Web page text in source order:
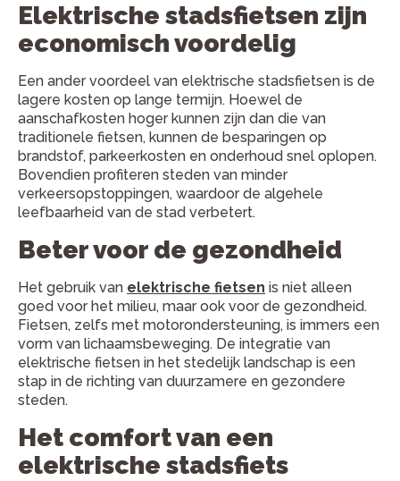
Elektrische stadsfietsen zijn
economisch voordelig
Een ander voordeel van elektrische stadsfietsen is de
lagere kosten op lange termijn. Hoewel de
aanschafkosten hoger kunnen zijn dan die van
traditionele fietsen, kunnen de besparingen op
brandstof, parkeerkosten en onderhoud snel oplopen.
Bovendien profiteren steden van minder
verkeersopstoppingen, waardoor de algehele
leefbaarheid van de stad verbetert.
Beter voor de gezondheid
Het gebruik van elektrische fietsen is niet alleen
goed voor het milieu, maar ook voor de gezondheid.
Fietsen, zelfs met motorondersteuning, is immers een
vorm van lichaamsbeweging. De integratie van
elektrische fietsen in het stedelijk landschap is een
stap in de richting van duurzamere en gezondere
steden.
Het comfort van een
elektrische stadsfiets